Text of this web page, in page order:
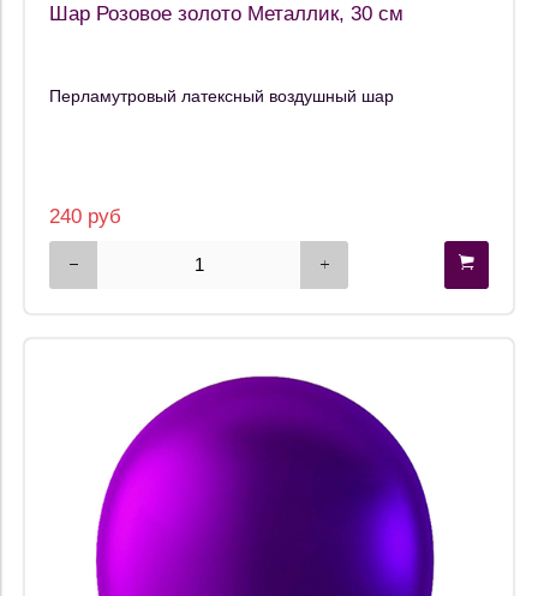
Шар Розовое золото Металлик, 30 см
Перламутровый латексный воздушный шар
240 руб